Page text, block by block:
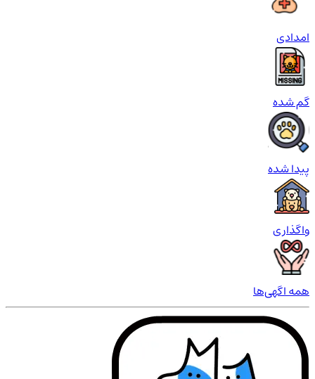
امدادی
گم شده
پیدا شده
واگذاری
همه اگهی‌ها